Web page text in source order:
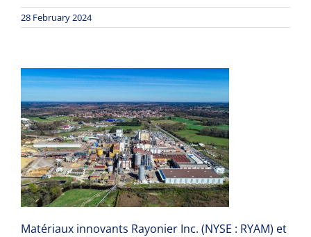
28 February 2024
Matériaux innovants Rayonier Inc. (NYSE : RYAM) et